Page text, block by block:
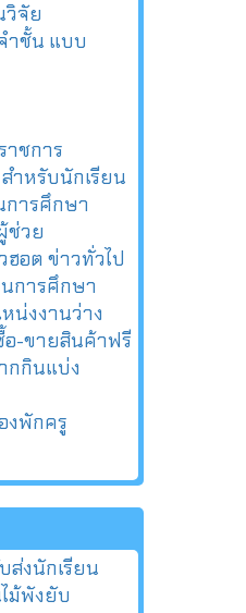
วิจัย
ำชั้น แบบ
าชการ
ำหรับนักเรียน
การศึกษา
ช่วย
ฮอต ข่าวทั่วไป
การศึกษา
น่งงานว่าง
อ-ขายสินค้าฟรี
กกินแบ่ง
งพักครู